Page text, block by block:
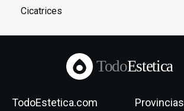
Cicatrices
TodoEstetica
TodoEstetica.com Provincias